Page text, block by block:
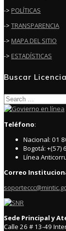
-> POLÍTICAS
-> TRANSPARENCIA
-> MAPA DEL SITIO
-> ESTADÍSTICAS
Buscar
Search
for:
Teléfono:
Nacional: 01
Bogotá: +(57)
Línea
Correo
Sede Principal y
Calle 26 # 13-49